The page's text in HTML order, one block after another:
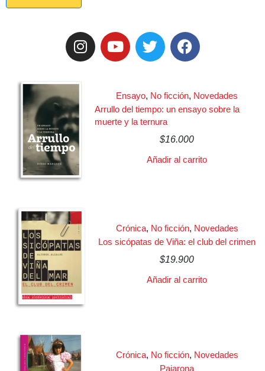
Ensayo, No ficción, Novedades
Arrullo del tiempo: un ensayo sobre la
muerte y la ternura
$16.000
Añadir al carrito
Crónica, No ficción, Novedades
Los sicópatas de Viña: el club del crimen
$19.900
Añadir al carrito
Crónica, No ficción, Novedades
Pajarona